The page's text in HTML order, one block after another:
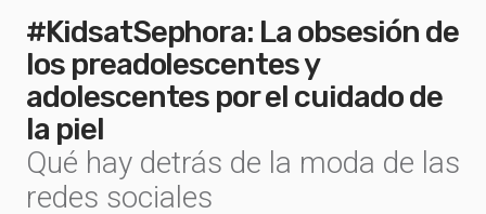
#KidsatSephora: La obsesión de
los preadolescentes y
adolescentes por el cuidado de
la piel
Qué hay detrás de la moda de las
redes sociales